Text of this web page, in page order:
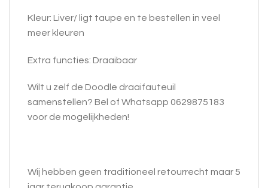
Kleur: Liver/ ligt taupe en te bestellen in veel
meer kleuren
Extra functies: Draaibaar
Wilt u zelf de Doodle draaifauteuil
samenstellen? Bel of Whatsapp 0629875183
voor de mogelijkheden!
Wij hebben geen traditioneel retourrecht maar 5